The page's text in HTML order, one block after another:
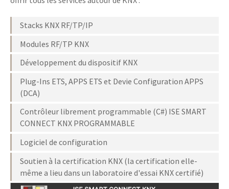
Stacks KNX RF/TP/IP
Modules RF/TP KNX
Développement du dispositif KNX
Plug-Ins ETS, APPS ETS et Devie Configuration APPS
(DCA)
Contrôleur librement programmable (C#) ISE SMART
CONNECT KNX PROGRAMMABLE
Logiciel de configuration
Soutien à la certification KNX (la certification elle-
même a lieu dans un laboratoire d'essai KNX certifié)